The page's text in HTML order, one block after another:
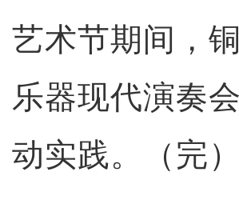
艺术节期间，
乐器现代演奏
动实践。（完）